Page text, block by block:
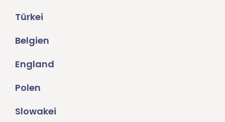
Türkei
Belgien
England
Polen
Slowakei